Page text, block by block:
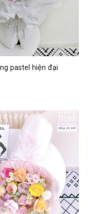
pastel hiện đại